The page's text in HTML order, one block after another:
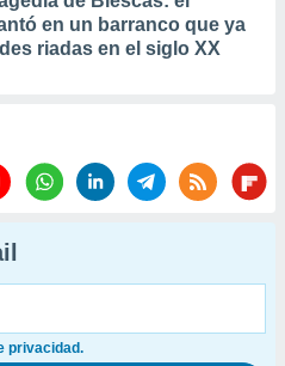
en un barranco que ya
riadas en el siglo XX
privacidad.